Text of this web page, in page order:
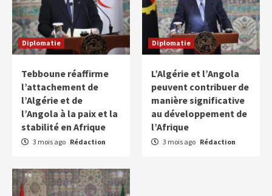
Diplomatie
Tebboune réaffirme
l’attachement de
l’Algérie et de
l’Angola à la paix et la
stabilité en Afrique
3 mois ago Rédaction
Diplomatie
L’Algérie et l’Angola
peuvent contribuer de
manière significative
au développement de
l’Afrique
3 mois ago Rédaction